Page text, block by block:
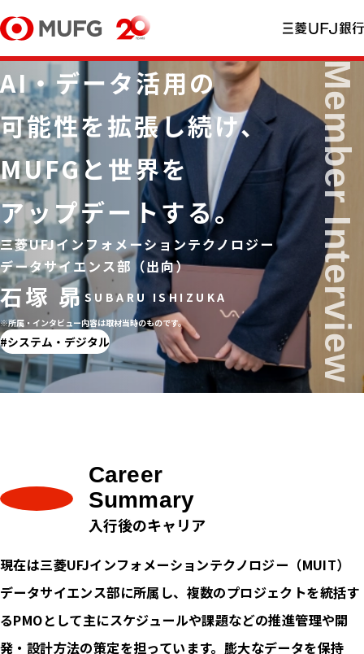
石塚 昴
三菱UFJインフォメーションテクノロジー
データサイエンス部（出向）
AI・データ活用の
可能性を拡張し続け、
MUFGと世界を
アップデートする。
※所属・インタビュー内容は取材当時のものです。
システム・デジタル
Career
Summary
入行後のキャリア
現在は三菱UFJインフォメーションテクノロジー（MUIT）
データサイエンス部に所属し、複数のプロジェクトを統括す
るPMOとして主にスケジュールや課題などの推進管理や開
発・設計方法の策定を担っています。膨大なデータを保持